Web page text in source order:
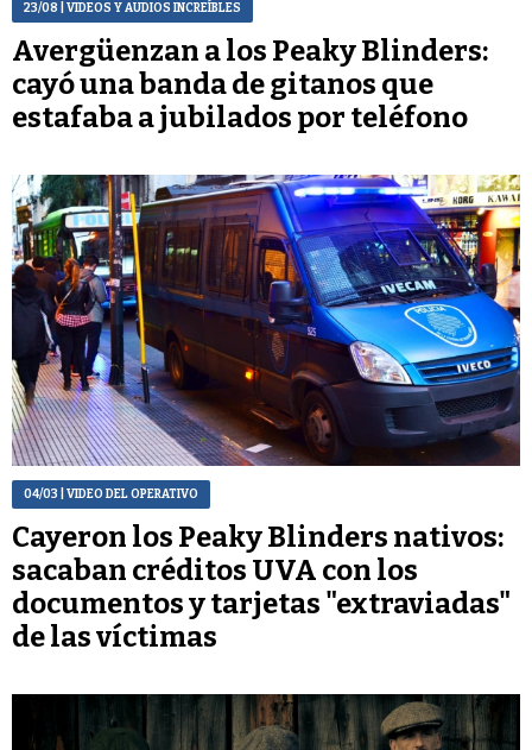
23/08 | VIDEOS Y AUDIOS INCREÍBLES
Avergüenzan a los Peaky Blinders:
cayó una banda de gitanos que
estafaba a jubilados por teléfono
04/03 | VIDEO DEL OPERATIVO
Cayeron los Peaky Blinders nativos:
sacaban créditos UVA con los
documentos y tarjetas "extraviadas"
de las víctimas